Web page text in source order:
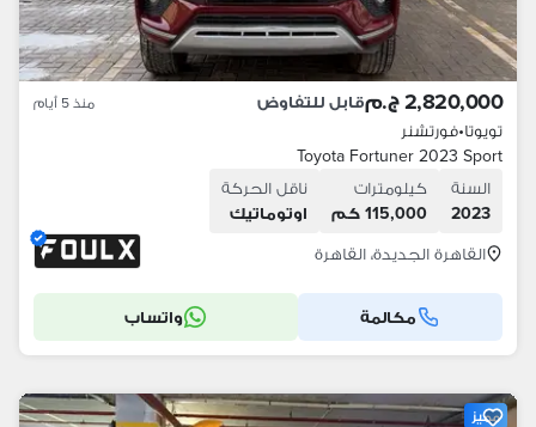
2,820,000 ج.م قابل للتفاوض منذ 5 أيام
تويوتا•فورتشنر
Toyota Fortuner 2023 Sport
السنة
2023
كيلومترات
115,000 كم
ناقل الحركة
اوتوماتيك
القاهرة الجديدة، القاهرة
مكالمة واتساب
مميز